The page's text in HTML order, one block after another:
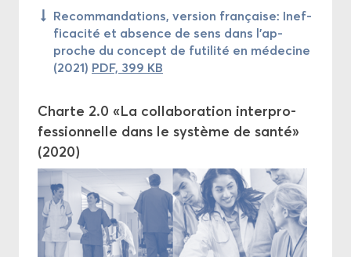
Re­com­man­da­tions, ver­sion fran­çaise: In­ef­
fi­ca­ci­té et ab­sence de sens dans l’ap­
proche du concept de fu­ti­li­té en mé­de­cine
(2021) PDF, 399 KB
Charte 2.0 «La col­la­bo­ra­tion in­ter­pro­
fes­sion­nelle dans le sys­tème de santé»
(2020)